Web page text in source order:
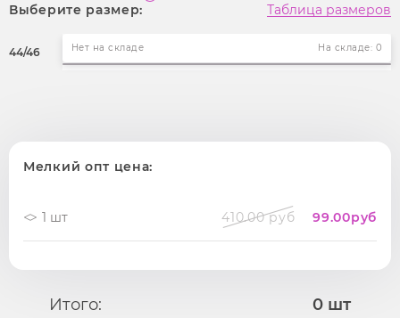
Выберите размер: Таблица размеров
44/46 Нет на складе На складе: 0
Мелкий опт цена:
1 шт 410.00 руб 99.00руб
Итого: 0 шт